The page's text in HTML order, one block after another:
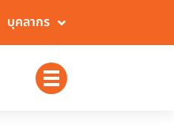
บุคลากร